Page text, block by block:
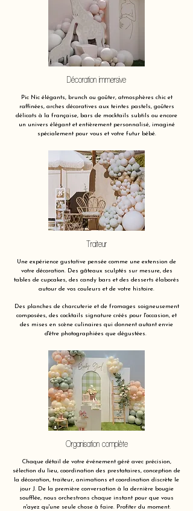
Décoration immersive
Pic Nic élégants, brunch ou goûter, atmosphères chic et
raffinées, arches décoratives aux teintes pastels, goûters
délicats à la française, bars de mocktails subtils ou encore
un univers élégant et entièrement personnalisé, imaginé
spécialement pour vous et votre futur bébé.
Traiteur
Une expérience gustative pensée comme une extension de
votre décoration. Des gâteaux sculptés sur mesure, des
tables de cupcakes, des candy bars et des desserts élaborés
autour de vos couleurs et de votre histoire.
Des planches de charcuterie et de fromages soigneusement
composées, des cocktails signature créés pour l'occasion, et
des mises en scène culinaires qui donnent autant envie
d'être photographiées que dégustées.
Organisation complète
Chaque détail de votre événement géré avec précision,
sélection du lieu, coordination des prestataires, conception de
la décoration, traiteur, animations et coordination discrète le
jour J. De la première conversation à la dernière bougie
soufflée, nous orchestrons chaque instant pour que vous
n'ayez qu'une seule chose à faire. Profiter du moment.